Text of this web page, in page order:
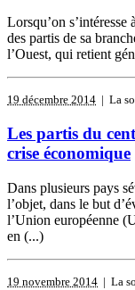
Lorsqu’on s’intéresse
des partis de sa
l’Ouest, qui retient
19 décembre 2014 | La
Les partis du
crise économique
Dans plusieurs pays
l’objet, dans le but
l’Union européenne
en (...)
19 novembre 2014 | La